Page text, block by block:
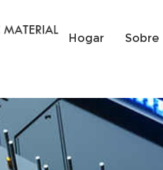
Hogar Sobre